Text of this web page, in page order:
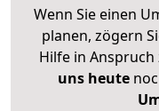
Wenn Sie einen
planen, zögern
Hilfe in Anspruch
uns heute